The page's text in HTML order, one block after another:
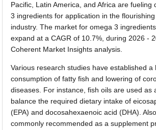
Pacific, Latin America, and Africa are fueling
3 ingredients for application in the
industry. The market for omega 3
expand at a CAGR of 10.7%, during 2026 -
Coherent Market Insights analysis.
Various research studies have established a
consumption of fatty fish and lowering of
diseases. For instance, fish oils are used as
balance the required dietary intake of
(EPA) and docosahexaenoic acid (DHA).
commonly recommended as a supplement